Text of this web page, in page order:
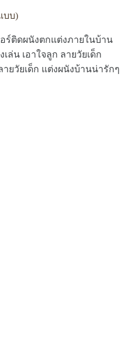
บบ)
ปอร์ติดผนังตกแต่งภายในบ้าน
ล่น เอาใจลูก ลายวัยเด็ก
ายวัยเด็ก แต่งผนังบ้านน่ารักๆ